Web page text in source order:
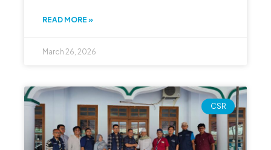
READ MORE »
March 26, 2026
CSR